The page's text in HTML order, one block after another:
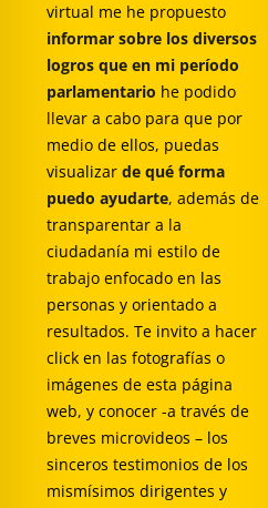
virtual me he propuesto
informar sobre los diversos
logros que en mi período
parlamentario he podido
llevar a cabo para que por
medio de ellos, puedas
visualizar de qué forma
puedo ayudarte, además de
transparentar a la
ciudadanía mi estilo de
trabajo enfocado en las
personas y orientado a
resultados. Te invito a hacer
click en las fotografías o
imágenes de esta página
web, y conocer -a través de
breves microvideos – los
sinceros testimonios de los
mismísimos dirigentes y